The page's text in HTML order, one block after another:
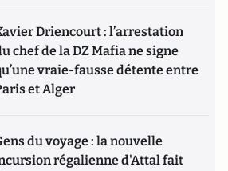
Driencourt : l’arrestation
chef de la DZ Mafia ne signe
vraie-fausse détente entre
et Alger
du voyage : la nouvelle
régalienne d'Attal fait